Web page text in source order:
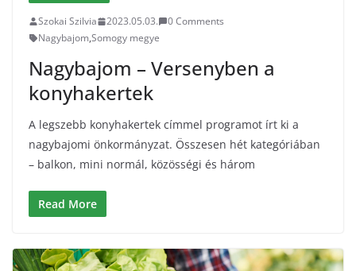
Szokai Szilvia 2023.05.03.
0 Comments
Nagybajom,Somogy megye
Nagybajom – Versenyben a
konyhakertek
A legszebb konyhakertek címmel programot írt ki a
nagybajomi önkormányzat. Összesen hét kategóriában
– balkon, mini normál, közösségi és három
Read More